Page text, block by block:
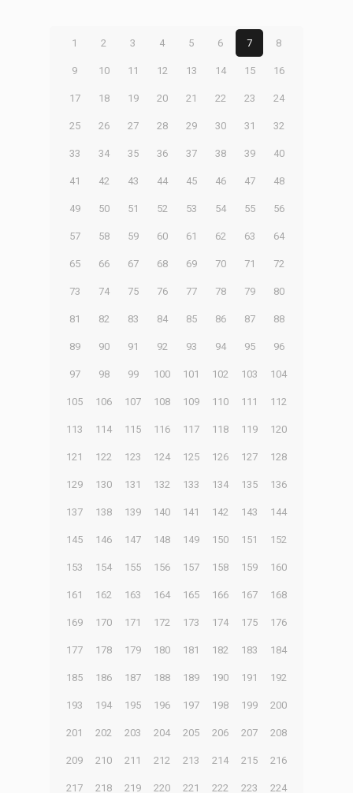
1 2 3 4 5 6 7 8
9 10 11 12 13 14 15 16
17 18 19 20 21 22 23 24
25 26 27 28 29 30 31 32
33 34 35 36 37 38 39 40
41 42 43 44 45 46 47 48
49 50 51 52 53 54 55 56
57 58 59 60 61 62 63 64
65 66 67 68 69 70 71 72
73 74 75 76 77 78 79 80
81 82 83 84 85 86 87 88
89 90 91 92 93 94 95 96
97 98 99 100 101 102 103 104
105 106 107 108 109 110 111 112
113 114 115 116 117 118 119 120
121 122 123 124 125 126 127 128
129 130 131 132 133 134 135 136
137 138 139 140 141 142 143 144
145 146 147 148 149 150 151 152
153 154 155 156 157 158 159 160
161 162 163 164 165 166 167 168
169 170 171 172 173 174 175 176
177 178 179 180 181 182 183 184
185 186 187 188 189 190 191 192
193 194 195 196 197 198 199 200
201 202 203 204 205 206 207 208
209 210 211 212 213 214 215 216
217 218 219 220 221 222 223 224